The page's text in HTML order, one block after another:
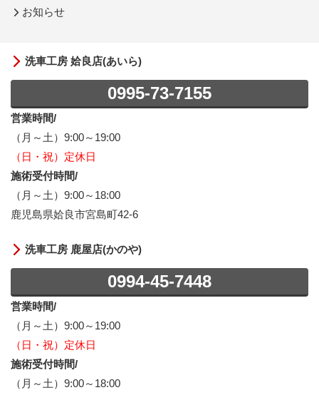
お知らせ
洗車工房 姶良店(あいら)
0995-73-7155
営業時間/
（月～土）9:00～19:00
（日・祝）定休日
施術受付時間/
（月～土）9:00～18:00
鹿児島県姶良市宮島町42-6
洗車工房 鹿屋店(かのや)
0994-45-7448
営業時間/
（月～土）9:00～19:00
（日・祝）定休日
施術受付時間/
（月～土）9:00～18:00